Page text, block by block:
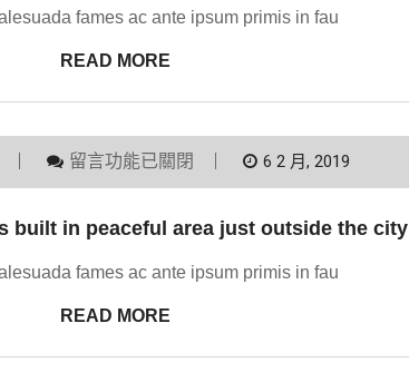
fames ac ante ipsum primis in fau
READ MORE
留言功能已關閉 6 2 月, 2019
built in peaceful area just outside the city
fames ac ante ipsum primis in fau
READ MORE